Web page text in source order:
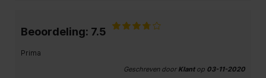
Beoordeling: 7.5
Prima
Geschreven door Klantop 03-11-2020